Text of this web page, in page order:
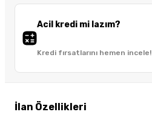
Acil kredi mi lazım?
Kredi fırsatlarını hemen incele!
İlan Özellikleri